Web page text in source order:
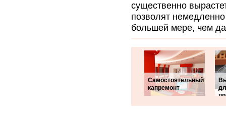
существенно
позволят
большей мере, чем
Самостоятельный
капремонт